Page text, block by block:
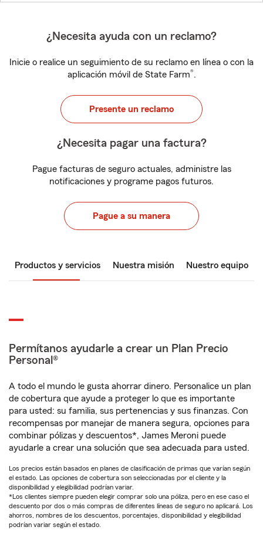
¿Necesita ayuda con un reclamo?
Inicie o realice un seguimiento de su reclamo en línea o con la
aplicación móvil de State Farm®.
Presente un reclamo
¿Necesita pagar una factura?
Pague facturas de seguro actuales, administre las
notificaciones y programe pagos futuros.
Pague a su manera
Productos y servicios Nuestra misión Nuestro equipo
Permítanos ayudarle a crear un Plan Precio
Personal®
A todo el mundo le gusta ahorrar dinero. Personalice un plan
de cobertura que ayude a proteger lo que es importante
para usted: su familia, sus pertenencias y sus finanzas. Con
recompensas por manejar de manera segura, opciones para
combinar pólizas y descuentos*, James Meroni puede
ayudarle a crear una solución que sea adecuada para usted.
Los precios están basados en planes de clasificación de primas que varían según
el estado. Las opciones de cobertura son seleccionadas por el cliente y la
disponibilidad y elegibilidad podrían variar.
*Los clientes siempre pueden elegir comprar solo una póliza, pero en ese caso el
descuento por dos o más compras de diferentes líneas de seguro no aplicará. Los
ahorros, nombres de los descuentos, porcentajes, disponibilidad y elegibilidad
podrían variar según el estado.